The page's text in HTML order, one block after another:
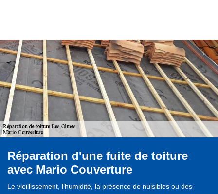
Réparation d'une fuite de toiture
avec Mario Couverture
Le vieillissement, l’humidité, la présence de nuisibles ou des